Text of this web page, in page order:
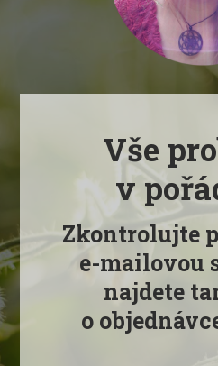
Vše
v
Zkontrolujte
e-mailovou
najdete
o